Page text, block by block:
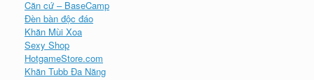
Army Box Store – Shop Đồ Du Lịch
Đồ Phượt – Đồ Outdoor
Đồ Dã Ngoại – Đồ Cắm Trại
Hotline : 0829.331122
Open Time: 8.30AM – 7PM